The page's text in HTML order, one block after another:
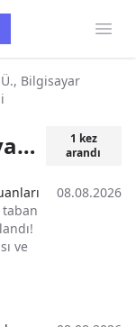
Ü., Bilgisayar
PAMUKKALE Ü., Bilgisayar Mühendisliği 1 kez
arandı
taban
ve
08.08.2026